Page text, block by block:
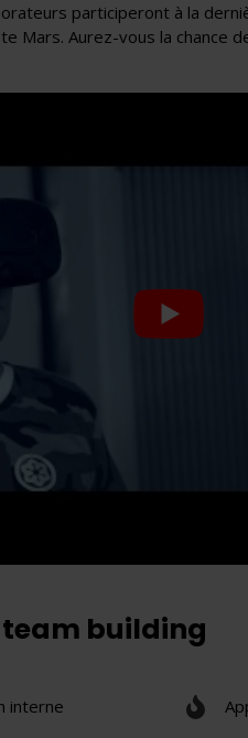
participeront à la
Mars. Aurez-vous la chance
team building
interne